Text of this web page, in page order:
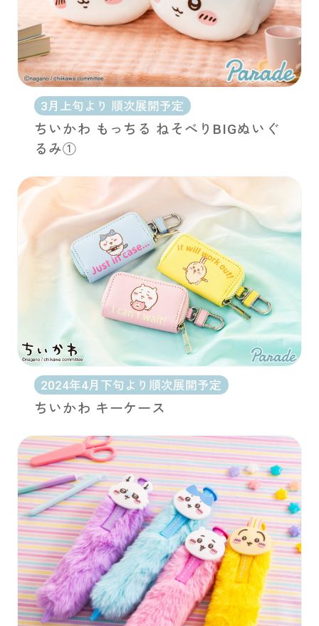
3月上旬より 順次展開予定
ちいかわ もっちる ねそべりBIGぬいぐ
るみ①
2024年4月下旬より順次展開予定
ちいかわ キーケース